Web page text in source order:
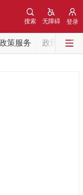
登录
无障碍
搜索
策服务 政民互动